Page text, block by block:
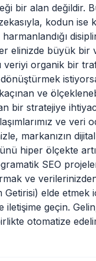
bir alan değildir.
kodun ise
elinizde büyük bir
veriyi organik bir
ve
bir stratejiye
ve veri
markanızın
hiper ölçekte
SEO
ve
Getirisi) elde etmek
iletişime geçin.
otomatize